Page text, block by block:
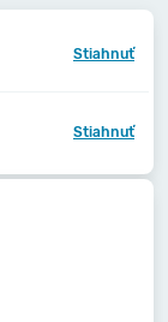
Stiahnuť
Stiahnuť